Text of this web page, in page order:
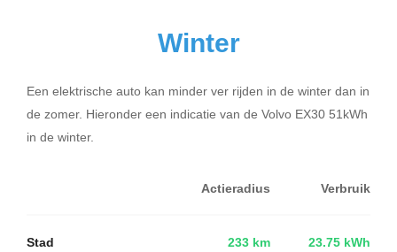
Winter
Een elektrische auto kan minder ver rijden in de winter dan in
de zomer. Hieronder een indicatie van de Volvo EX30 51kWh
in de winter.
Actieradius Verbruik
Stad 233 km 23.75 kWh